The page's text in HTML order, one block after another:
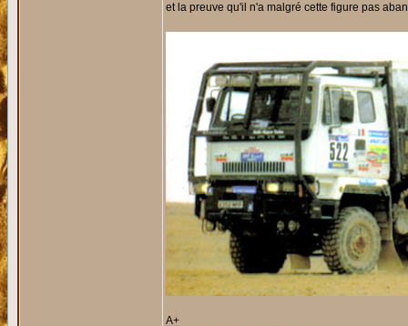
et la preuve qu'il n'a malgré cette figure pas
A+